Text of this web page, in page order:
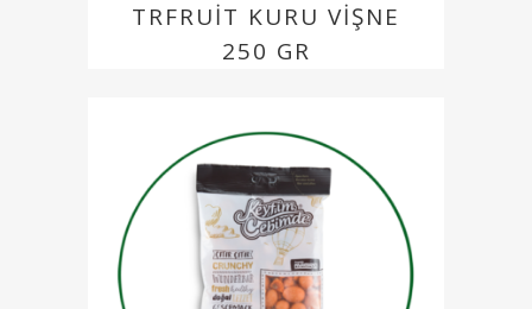
TRFRUIT KURU VIŞNE
250 GR